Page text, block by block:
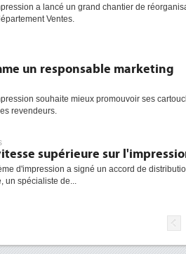
a lancé un grand chantier de
Ventes.
un responsable marketing
souhaite mieux promouvoir ses
revendeurs.
supérieure sur
d'impression a signé un accord de
un spécialiste de...